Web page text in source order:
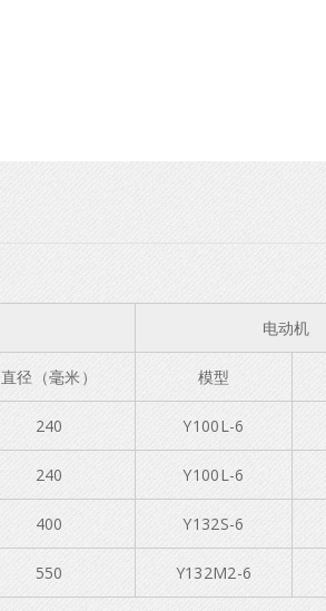
电动机
直径（毫米） 模型
240 Y100L-6
240 Y100L-6
400 Y132S-6
550 Y132M2-6